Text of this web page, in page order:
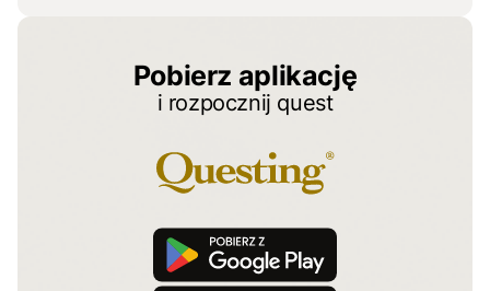
Pobierz aplikację
i rozpocznij quest